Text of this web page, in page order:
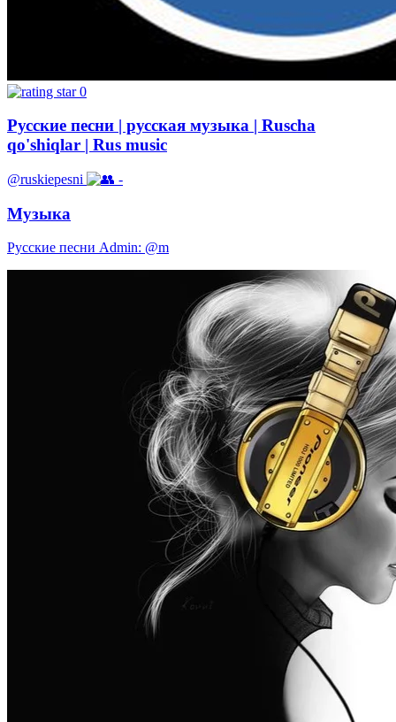
0
Русские песни | русская музыка | Ruscha
qo'shiqlar | Rus music
@ruskiepesni -
Музыка
Русские песни Admin: @m